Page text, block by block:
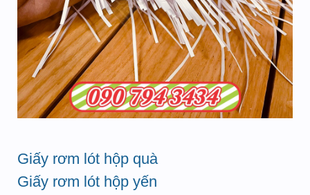
Giấy rơm lót hộp quà
Giấy rơm lót hộp yến